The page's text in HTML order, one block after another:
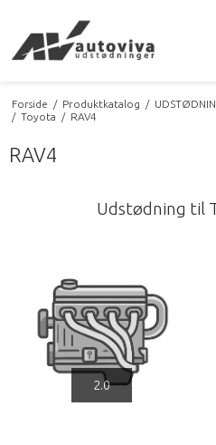
Forside / Produktkatalog /
/ Toyota / RAV4
RAV4
Udstødning til
2.0